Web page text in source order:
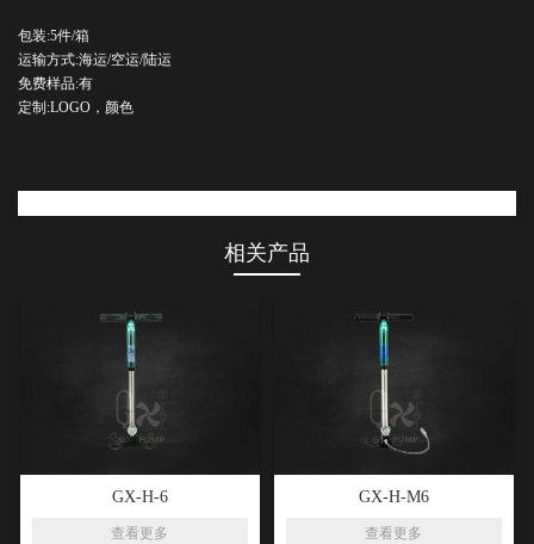
包装:5件/箱
运输方式:海运/空运/陆运
免费样品:有
定制:LOGO，颜色
相关产品
GX-H-6
查看更多
GX-H-M6
查看更多